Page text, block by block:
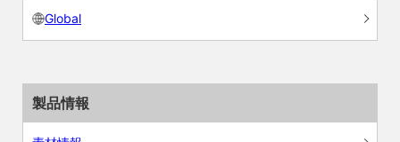
Global
製品情報